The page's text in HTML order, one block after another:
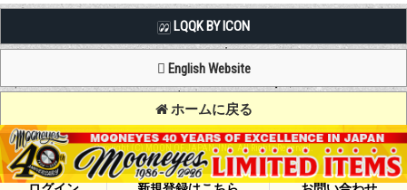
LQQK BY ICON
English Website
ホームに戻る
Copyright (C) MOON OF JAPAN, INC. All Rights Reserved.